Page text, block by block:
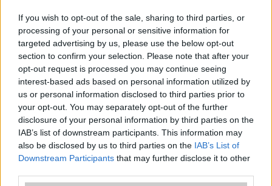
If you wish to opt-out of the sale, sharing to third parties, or
processing of your personal or sensitive information for
targeted advertising by us, please use the below opt-out
section to confirm your selection. Please note that after your
opt-out request is processed you may continue seeing
interest-based ads based on personal information utilized by
us or personal information disclosed to third parties prior to
your opt-out. You may separately opt-out of the further
disclosure of your personal information by third parties on the
IAB’s list of downstream participants. This information may
also be disclosed by us to third parties on the IAB’s List of
Downstream Participants that may further disclose it to other
Beszélgetési idő h /
Gyorstöltés
Gyorstöltésre alkalmas
ALKALMAZÁSOK ÉS ÉRZÉKELŐK
Java Nincs
Flash/Ujjlenyomat olvasó Fingerprint sensor
SNS integráció alap szolgáltatás
T9 szótár alkalmazás független szótár